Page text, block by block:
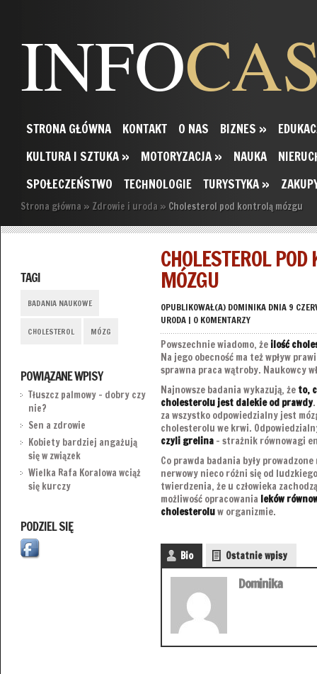
INFO
STRONA GŁÓWNA KONTAKT O NAS BIZNES »
KULTURA I SZTUKA » MOTORYZACJA » NAUKA
SPOŁECZEŃSTWO
TECHNOLOGIE TURYSTYKA »
Strona główna » Zdrowie i uroda » Cholesterol pod kontrolą mózgu
TAGI
BADANIA NAUKOWE
CHOLESTEROL MÓZG
POWIĄZANE WPISY
Tłuszcz palmowy – dobry czy
nie?
Sen a zdrowie
Kobiety bardziej angażują
się w związek
Wielka Rafa Koralowa wciąż
się kurczy
PODZIEL SIĘ
CHOLESTEROL
MÓZGU
OPUBLIKOWAŁ(A) DOMINIKADNIA 9
URODA| 0 KOMENTARZY
Powszechnie wiadomo, że ilość
Na jego obecność ma też wpływ
sprawna praca wątroby. Naukowcy
Najnowsze badania wykazują, że to,
cholesterolu jest dalekie od prawdy
za wszystko odpowiedzialny jest
cholesterolu we krwi.
czyli grelina– strażnik równowagi
Co prawda badania były
nerwowy nieco różni się od
twierdzenia, że u człowieka
możliwość opracowania leków
cholesteroluw organizmie.
Bio Ostatnie wpisy
Dominika